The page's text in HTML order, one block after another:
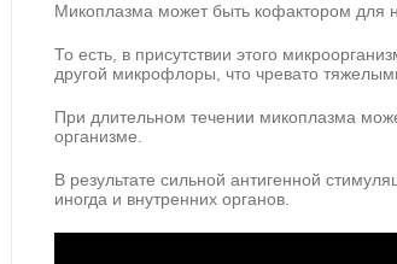
Микоплазма может быть кофактором для
То есть, в присутствии этого
другой микрофлоры, что чревато
При длительном течении микоплазма
организме.
В результате сильной антигенной
иногда и внутренних органов.